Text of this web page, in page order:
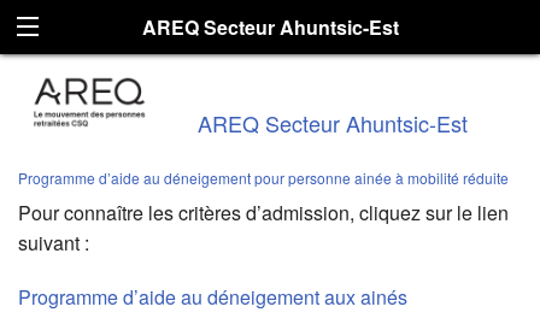
AREQ Secteur Ahuntsic-Est
AREQ Secteur Ahuntsic-Est
Programme d’aide au déneigement pour personne ainée à mobilité réduite
Pour connaître les critères d’admission, cliquez sur le lien
suivant :
Programme d’aide au déneigement aux ainés